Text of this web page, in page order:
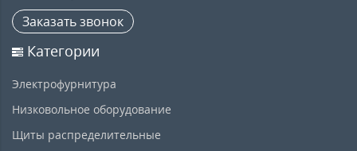
Заказать звонок
Категории
Электрофурнитура
Низковольное оборудование
Щиты распределительные